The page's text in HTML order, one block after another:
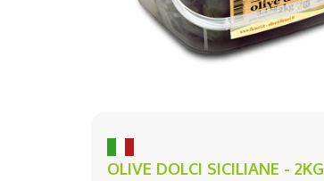
OLIVE DOLCI SICILIANE - 2KG